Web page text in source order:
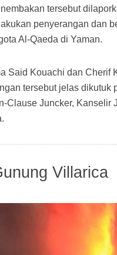
tersebut
penyerangan dan
Al-Qaeda di Yaman.
Said Kouachi dan
tersebut jelas
Clause Juncker,
Villarica